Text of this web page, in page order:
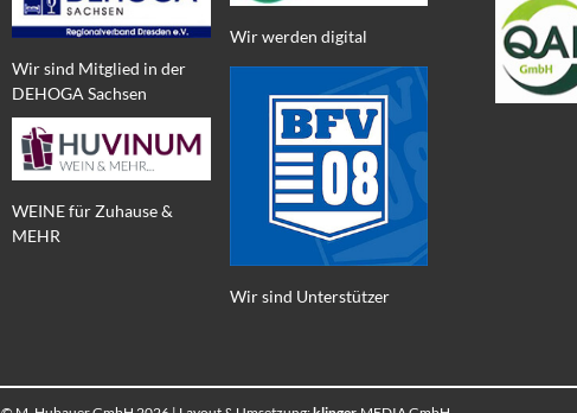
Wir sind Mitglied in der
DEHOGA Sachsen
WEINE für Zuhause &
MEHR
Wir werden digital
Wir sind Unterstützer